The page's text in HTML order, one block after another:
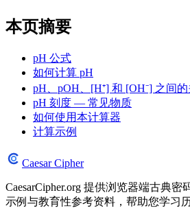
本页摘要
pH 公式
如何计算 pH
pH、pOH、[H⁺] 和 [OH⁻] 之间
pH 刻度 — 常见物质
如何使用本计算器
计算示例
Caesar Cipher
CaesarCipher.org 提供浏览器端古典密
示例与教育性参考资料，帮助您学习